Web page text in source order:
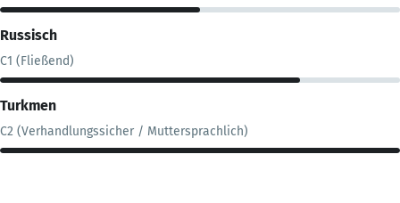
Russisch
C1 (Fließend)
Turkmen
C2 (Verhandlungssicher / Muttersprachlich)